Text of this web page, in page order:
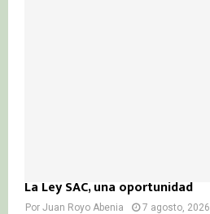
La Ley SAC, una oportunidad
Por Juan Royo Abenia 7 agosto, 2026